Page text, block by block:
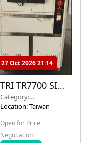
27 Oct 2026 21:14
TRI TR7700 SIII
3D AOI 檢測機
– 2017 型號 – 2
Category:
Semiconductor
Location: Taiwan
Open for Price
Negotiation